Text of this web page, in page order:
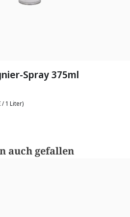
Spray 375ml
/ 1 Liter)
auch gefallen